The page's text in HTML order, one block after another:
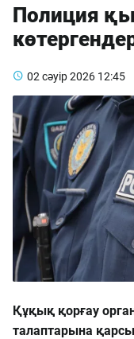
Полиция
02 сәуір 2026 12:45
Құқық қорғау
талаптарына қарсы